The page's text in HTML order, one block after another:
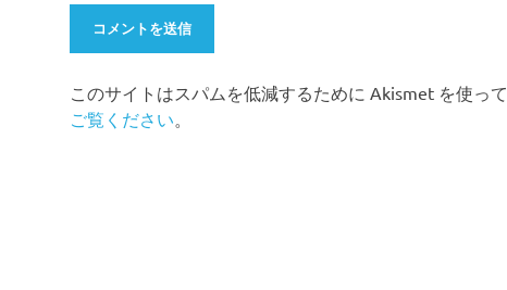
このサイトはスパムを低減するために Akismet を使って
ご覧ください